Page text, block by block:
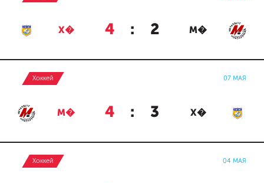
Х� 4 : 2 М�
Хоккей 07 МАЯ
М� 4 : 3 Х�
Хоккей 04 МАЯ